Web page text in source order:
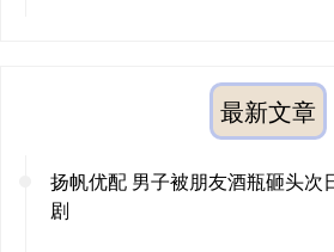
最新文章
扬帆优配 男子被朋友酒瓶砸头次
剧